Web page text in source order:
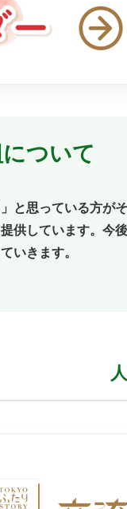
ついて
思っている方が
供しています。今
いきます。